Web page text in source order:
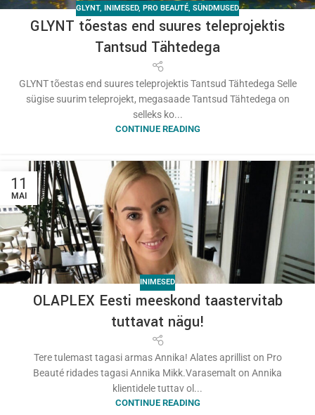
GLYNT, INIMESED, PRO BEAUTÉ, SÜNDMUSED
GLYNT tõestas end suures teleprojektis
Tantsud Tähtedega
GLYNT tõestas end suures teleprojektis Tantsud Tähtedega Selle
sügise suurim teleprojekt, megasaade Tantsud Tähtedega on
selleks ko...
CONTINUE READING
11
MAI
INIMESED
OLAPLEX Eesti meeskond taastervitab
tuttavat nägu!
Tere tulemast tagasi armas Annika! Alates aprillist on Pro
Beauté ridades tagasi Annika Mikk.Varasemalt on Annika
klientidele tuttav ol...
CONTINUE READING